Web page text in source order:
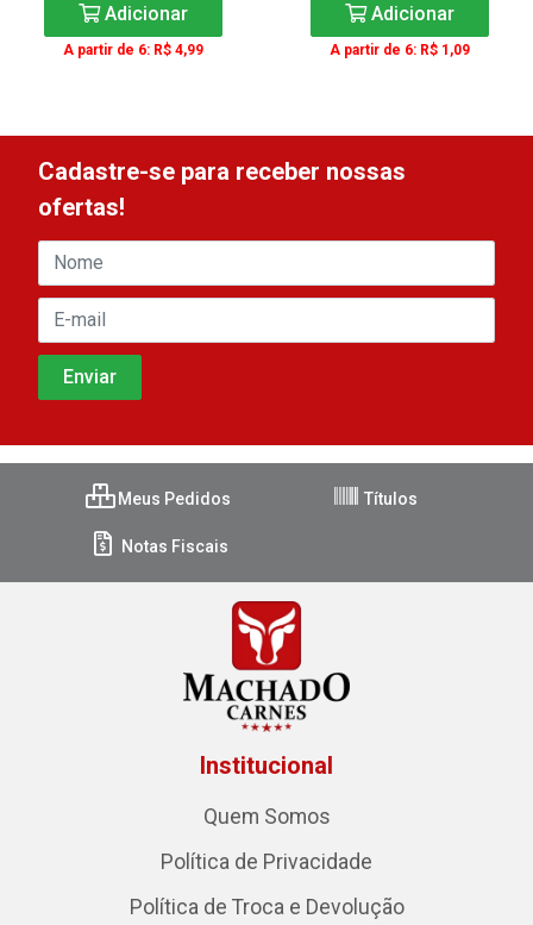
Adicionar
A partir de 6: R$ 4,99
Adicionar
A partir de 6: R$ 1,09
Cadastre-se para receber nossas
ofertas!
Meus Pedidos Títulos
Notas Fiscais
Institucional
Quem Somos
Política de Privacidade
Política de Troca e Devolução